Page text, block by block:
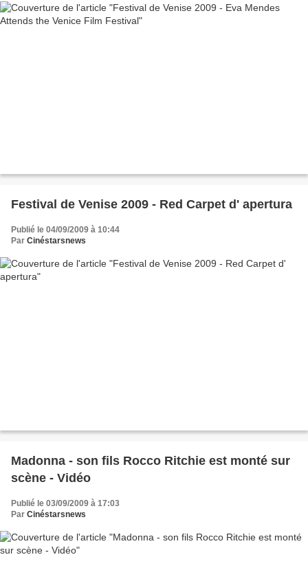
Festival de Venise 2009 - Red Carpet d' apertura
Publié le 04/09/2009 à 10:44
Par Cinéstarsnews
Madonna - son fils Rocco Ritchie est monté sur
scène - Vidéo
Publié le 03/09/2009 à 17:03
Par Cinéstarsnews